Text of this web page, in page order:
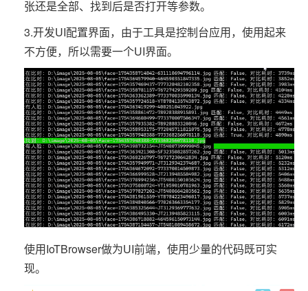
张还是全部、找到后是否打开等参数。
3.开发UI配置界面，由于工具是控制台应用，使用起来
不方便，所以需要一个UI界面。
使用IoTBrowser做为UI前端，使用少量的代码既可实
现。